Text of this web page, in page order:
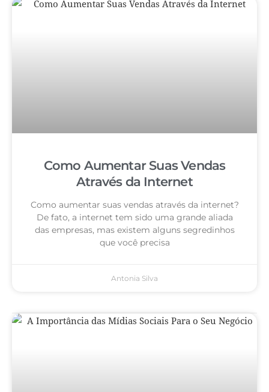
Como Aumentar Suas Vendas
Através da Internet
Como aumentar suas vendas através da internet?
De fato, a internet tem sido uma grande aliada
das empresas, mas existem alguns segredinhos
que você precisa
Antonia Silva